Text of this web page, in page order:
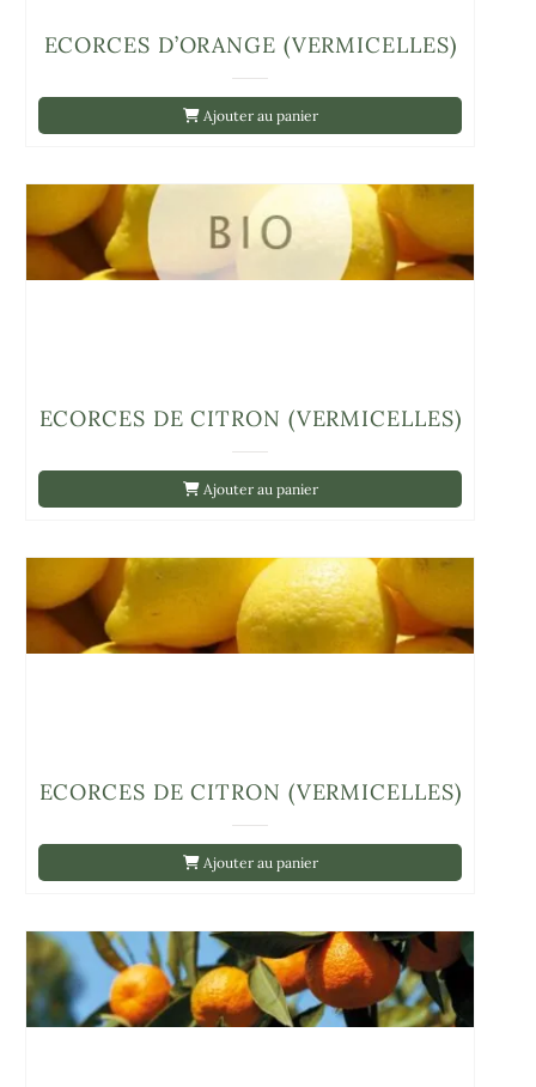
Ajouter au panier
ECORCES D’ORANGE (VERMICELLES)
Ajouter au panier
ECORCES DE CITRON (VERMICELLES)
Ajouter au panier
ECORCES DE CITRON (VERMICELLES)